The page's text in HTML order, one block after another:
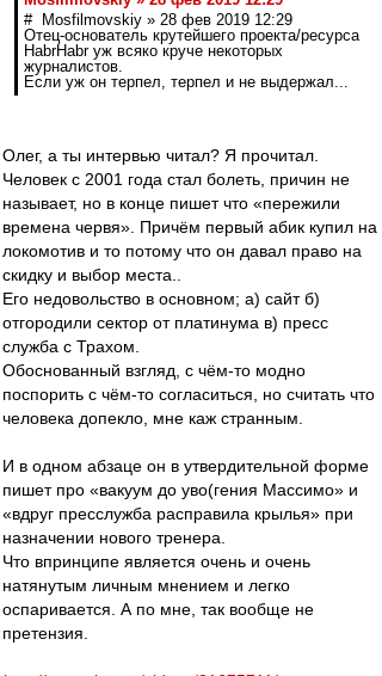
# Mosfilmovskiy » 28 фев 2019 12:29
Отец-основатель крутейшего проекта/ресурса
HabrHabr уж всяко круче некоторых
журналистов.
Если уж он терпел, терпел и не выдержал...
Олег, а ты интервью читал? Я прочитал.
Человек с 2001 года стал болеть, причин не
называет, но в конце пишет что «пережили
времена червя». Причём первый абик купил на
локомотив и то потому что он давал право на
скидку и выбор места..
Его недовольство в основном; а) сайт б)
отгородили сектор от платинума в) пресс
служба с Трахом.
Обоснованный взгляд, с чём-то модно
поспорить с чём-то согласиться, но считать что
человека допекло, мне каж странным.
И в одном абзаце он в утвердительной форме
пишет про «вакуум до уво(гения Массимо» и
«вдруг пресслужба расправила крылья» при
назначении нового тренера.
Что впринципе является очень и очень
натянутым личным мнением и легко
оспаривается. А по мне, так вообще не
претензия.